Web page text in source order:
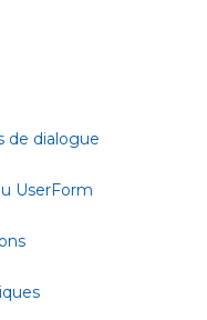
de dialogue
UserForm